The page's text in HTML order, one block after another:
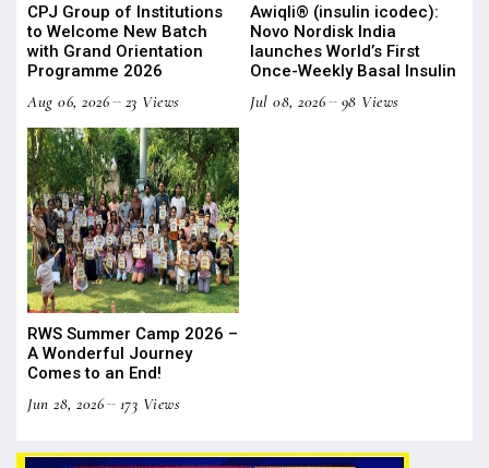
CPJ Group of Institutions
to Welcome New Batch
with Grand Orientation
Programme 2026
Aug 06, 2026
23 Views
Awiqli® (insulin icodec):
Novo Nordisk India
launches World’s First
Once-Weekly Basal Insulin
Jul 08, 2026
98 Views
RWS Summer Camp 2026 –
A Wonderful Journey
Comes to an End!
Jun 28, 2026
173 Views